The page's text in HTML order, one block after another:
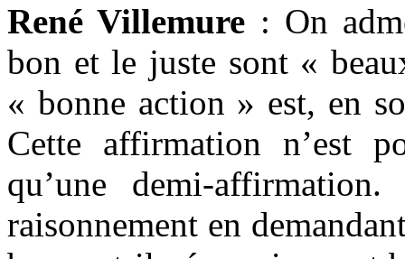
René Villemure : On
bon et le juste sont «
« bonne action » est, en
Cette affirmation n’est
qu’une demi-
raisonnement en